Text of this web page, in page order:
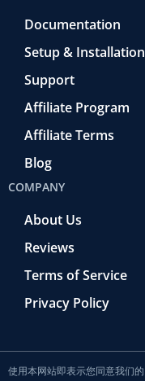
Documentation
Setup & Installation
Support
Affiliate Program
Affiliate Terms
Blog
COMPANY
About Us
Reviews
Terms of Service
Privacy Policy
使用本网站即表示您同意我们的